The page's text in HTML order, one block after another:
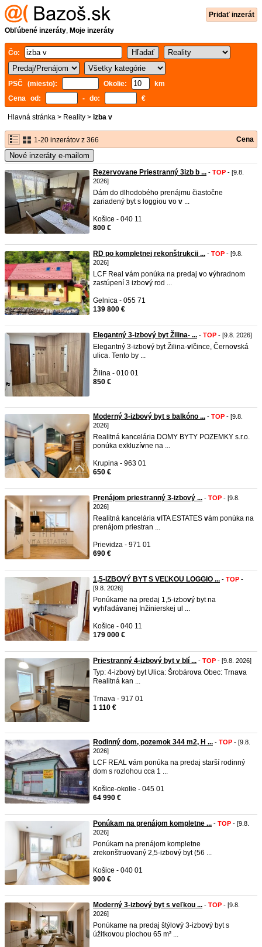
Pridať inzerát
Obľúbené inzeráty, Moje inzeráty
Čo:
PSČ (miesto): Okolie:
km
Cena od:
- do: €
Hlavná stránka > Reality > izba v
1-20 inzerátov z 366 Cena
Nové inzeráty e-mailom
Rezervovane Priestranný 3izb b ... - TOP - [9.8.
2026]
Dám do dlhodobého prenájmu čiastočne
zariadený byt s loggiou vo v ...
Košice - 040 11
800 €
RD po kompletnej rekonštrukcii ... - TOP - [9.8.
2026]
LCF Real vám ponúka na predaj vo výhradnom
zastúpení 3 izbový rod ...
Gelnica - 055 71
139 800 €
Elegantný 3-izbový byt Žilina- ... - TOP - [9.8. 2026]
Elegantný 3-izbový byt Žilina-v lčince, Černovská
ulica. Tento by ...
Žilina - 010 01
850 €
Moderný 3-izbový byt s balkóno ... - TOP - [9.8.
2026]
Realitná kancelária DOMY BYTY POZEMKY s.r.o.
ponúka exkluzívne na ...
Krupina - 963 01
650 €
Prenájom priestranný 3-izbový ... - TOP - [9.8.
2026]
Realitná kancelária v ITA ESTATES vám ponúka na
prenájom priestran ...
Prievidza - 971 01
690 €
1,5-IZBOVÝ BYT S VEĽKOU LOGGIO ... - TOP -
[9.8. 2026]
Ponúkame na predaj 1,5-izbový byt na
vyhľadávanej Inžinierskej ul ...
Košice - 040 11
179 000 €
Priestranný 4-izbový byt v blí ... - TOP - [9.8. 2026]
Typ: 4-izbový byt Ulica: Šrobárova Obec: Trnava
Realitná kan ...
Trnava - 917 01
1 110 €
Rodinný dom, pozemok 344 m2, H ... - TOP - [9.8.
2026]
LCF REAL vám ponúka na predaj starší rodinný
dom s rozlohou cca 1 ...
Košice-okolie - 045 01
64 990 €
Ponúkam na prenájom kompletne ... - TOP - [9.8.
2026]
Ponúkam na prenájom kompletne
zrekonštruovaný 2,5-izbový byt (56 ...
Košice - 040 01
900 €
Moderný 3-izbový byt s veľkou ... - TOP - [9.8.
2026]
Ponúkame na predaj štýlový 3-izbový byt s
úžitkovou plochou 65 m² ...